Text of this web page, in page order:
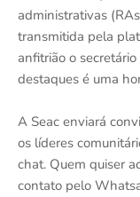
administrativas
transmitida pela
anfitrião o
destaques é uma
A Seac enviará
os líderes
chat. Quem quiser
contato pelo